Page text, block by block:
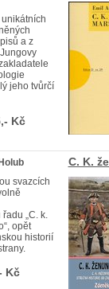
a z
jeho tvůrčí
Kč
svazcích
„C. k.
opět
historií
Kč
C. K.